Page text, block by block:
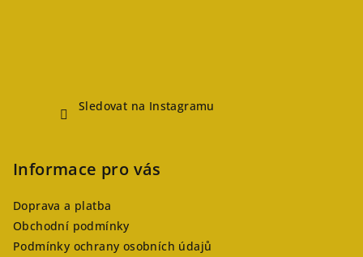
Sledovat na Instagramu
Informace pro vás
Doprava a platba
Obchodní podmínky
Podmínky ochrany osobních údajů